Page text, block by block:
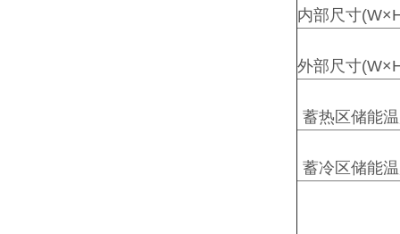
内部尺寸
外部尺寸
蓄热区储能
蓄冷区储能